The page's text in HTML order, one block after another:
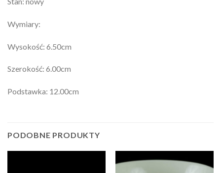
Wymiary:
Wysokość: 6.50cm
Szerokość: 6.00cm
Podstawka: 12.00cm
PODOBNE PRODUKTY